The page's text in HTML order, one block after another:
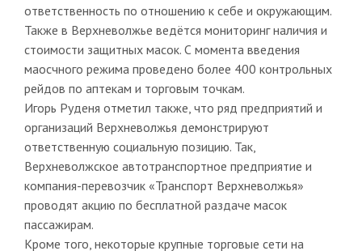
ответственность по отношению к себе и окружающим.
Также в Верхневолжье ведётся мониторинг наличия и
стоимости защитных масок. С момента введения
маосчного режима проведено более 400 контрольных
рейдов по аптекам и торговым точкам.
Игорь Руденя отметил также, что ряд предприятий и
организаций Верхневолжья демонстрируют
ответственную социальную позицию. Так,
Верхневолжское автотранспортное предприятие и
компания-перевозчик «Транспорт Верхневолжья»
проводят акцию по бесплатной раздаче масок
пассажирам.
Кроме того, некоторые крупные торговые сети на